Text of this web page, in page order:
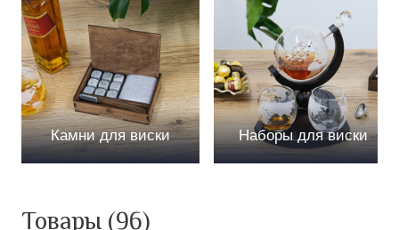
Камни для виски Наборы для виски
Товары (96)